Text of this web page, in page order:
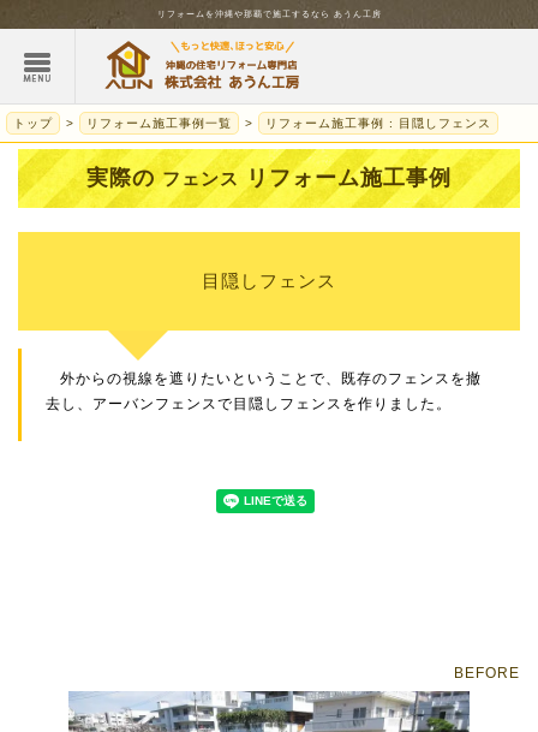
リフォームを 沖縄や那覇で施工するなら あうん工房
トップ リフォーム施工事例一覧 リフォーム施工事例 : 目隠しフェンス
実際の フェンス リフォーム施工事例
目隠しフェンス
外からの視線を遮りたいということで、既存のフェンスを撤
去し、アーバンフェンスで目隠しフェンスを作りました。